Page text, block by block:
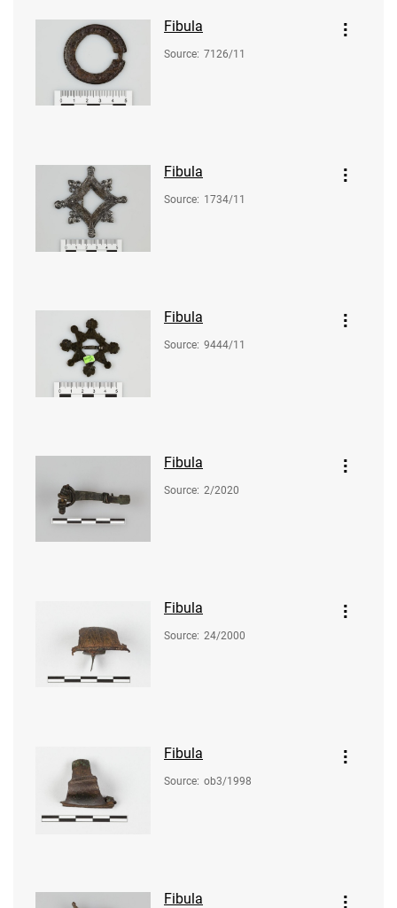
Fibula
Source: 7126/11
Fibula
Source: 1734/11
Fibula
Source: 9444/11
Fibula
Source: 2/2020
Fibula
Source: 24/2000
Fibula
Source: ob3/1998
Fibula